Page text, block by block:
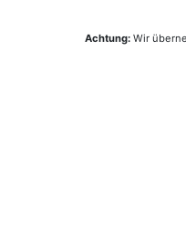
Achtung:Wir